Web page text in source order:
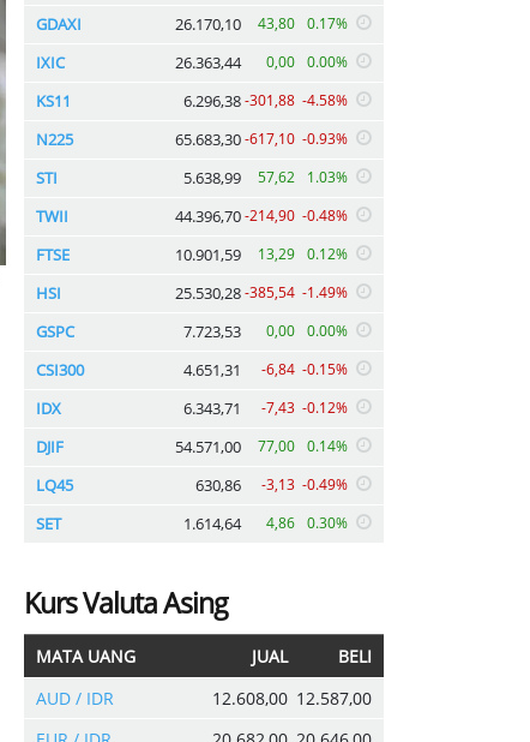
GDAXI 26.170,10 43,80 0.17%
IXIC 26.363,44 0,00 0.00%
KS11 6.296,38-301,88 -4.58%
N225 65.683,30-617,10 -0.93%
STI 5.638,99 57,62 1.03%
TWII 44.396,70-214,90 -0.48%
FTSE 10.901,59 13,29 0.12%
HSI 25.530,28-385,54 -1.49%
GSPC 7.723,53 0,00 0.00%
CSI300 4.651,31 -6,84 -0.15%
IDX 6.343,71 -7,43 -0.12%
DJIF 54.571,00 77,00 0.14%
LQ45 630,86 -3,13 -0.49%
SET 1.614,64 4,86 0.30%
Kurs Valuta Asing
MATA UANG JUAL
BELI
AUD / IDR
12.608,00 12.587,00